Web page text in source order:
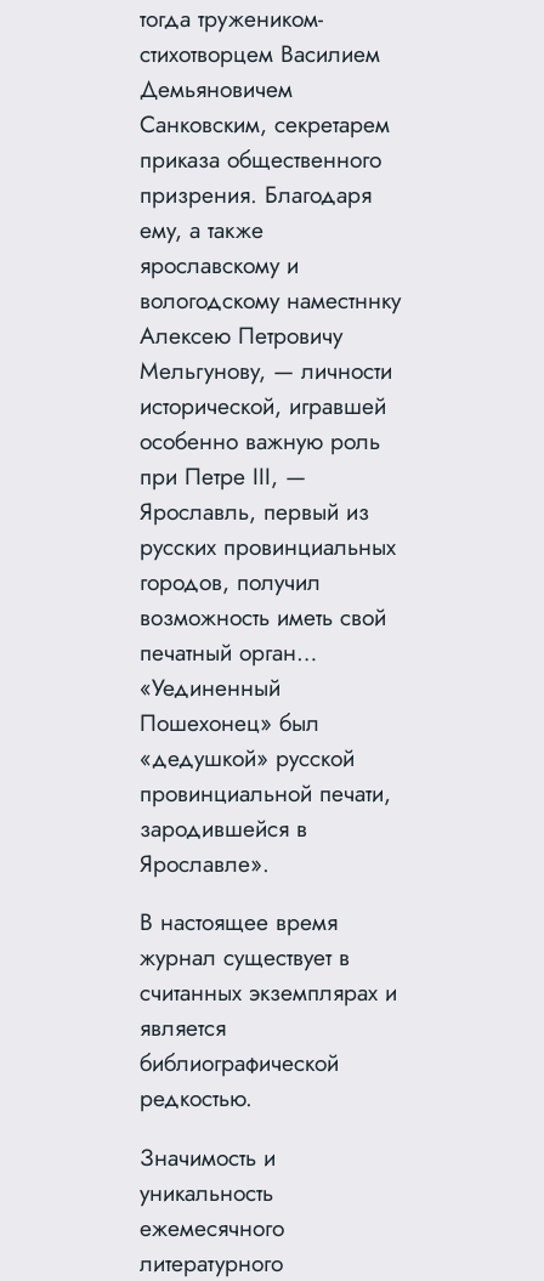
тогда тружеником-
стихотворцем Василием
Демьяновичем
Санковским, секретарем
приказа общественного
призрения. Благодаря
ему, а также
ярославскому и
вологодскому наместннку
Алексею Петровичу
Мельгунову, — личности
исторической, игравшей
особенно важную роль
при Петре III, —
Ярославль, первый из
русских провинциальных
городов, получил
возможность иметь свой
печатный орган…
«Уединенный
Пошехонец» был
«дедушкой» русской
провинциальной печати,
зародившейся в
Ярославле».
В настоящее время
журнал существует в
считанных экземплярах и
является
библиографической
редкостью.
Значимость и
уникальность
ежемесячного
литературного